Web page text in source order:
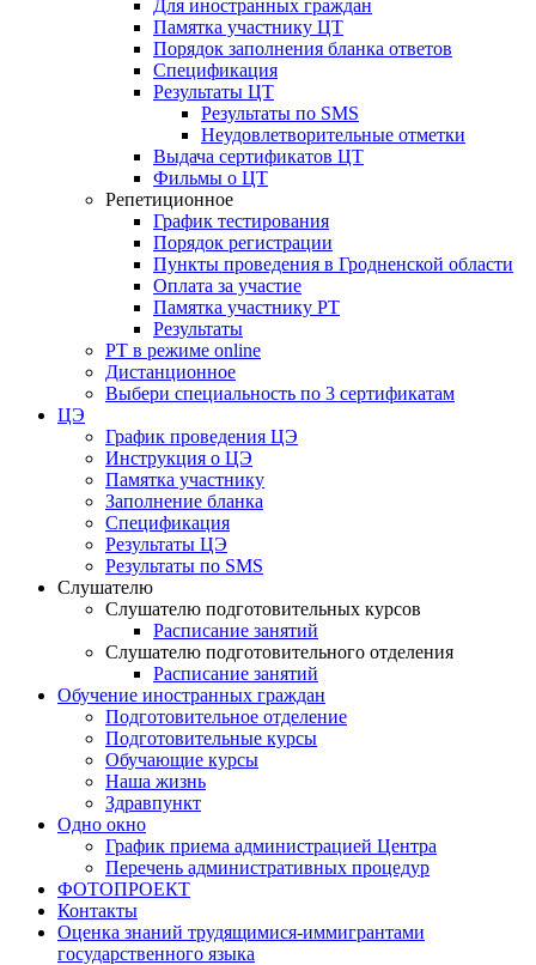
Для иностранных граждан
Памятка участнику ЦТ
Порядок заполнения бланка ответов
Спецификация
Результаты ЦТ
Результаты по SMS
Неудовлетворительные отметки
Выдача сертификатов ЦТ
Фильмы о ЦТ
Репетиционное
График тестирования
Порядок регистрации
Пункты проведения в Гродненской области
Оплата за участие
Памятка участнику РТ
Результаты
РТ в режиме online
Дистанционное
Выбери специальность по 3 сертификатам
ЦЭ
График проведения ЦЭ
Инструкция о ЦЭ
Памятка участнику
Заполнение бланка
Спецификация
Результаты ЦЭ
Результаты по SMS
Слушателю
Слушателю подготовительных курсов
Расписание занятий
Слушателю подготовительного отделения
Расписание занятий
Обучение иностранных граждан
Подготовительное отделение
Подготовительные курсы
Обучающие курсы
Наша жизнь
Здравпункт
Одно окно
График приема администрацией Центра
Перечень административных процедур
ФОТОПРОЕКТ
Контакты
Оценка знаний трудящимися-иммигрантами
государственного языка